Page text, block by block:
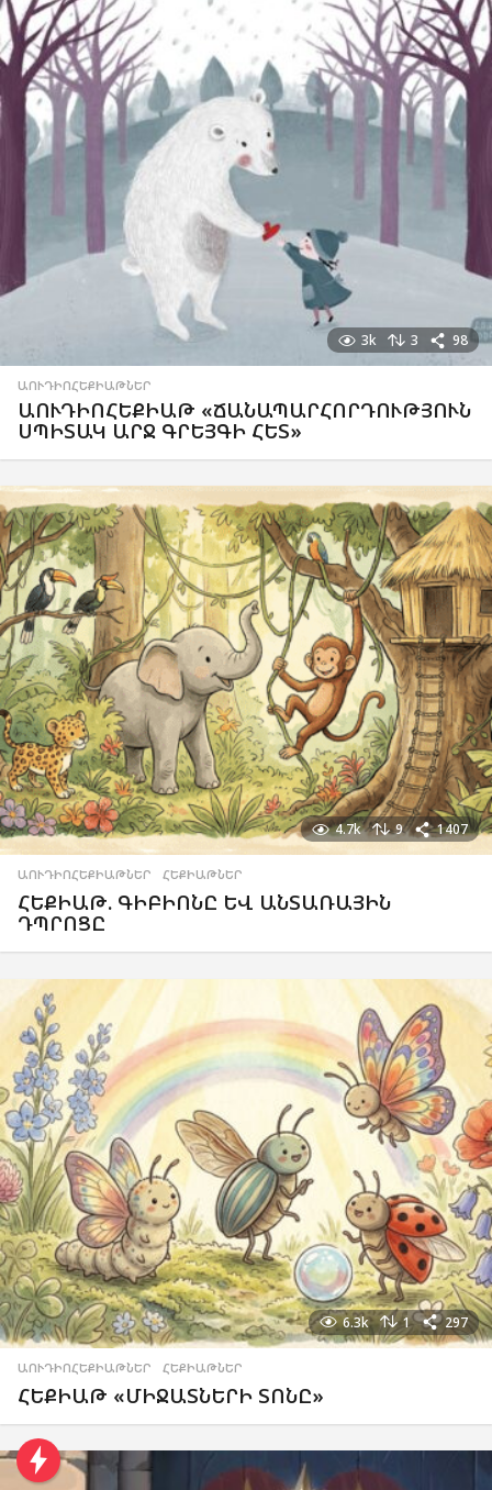
3k 3 98
ԱՈՒԴԻՈՀԵՔԻԱԹՆԵՐ
ԱՈՒԴԻՈՀԵՔԻԱԹ «ՃԱՆԱՊԱՐՀՈՐԴՈՒԹՅՈՒՆ
ՍՊԻՏԱԿ ԱՐՋ ԳՐԵՅԳԻ ՀԵՏ»
4.7k 9 1407
ԱՈՒԴԻՈՀԵՔԻԱԹՆԵՐ ,ՀԵՔԻԱԹՆԵՐ
ՀԵՔԻԱԹ. ԳԻԲԻՈՆԸ ԵՎ ԱՆՏԱՌԱՅԻՆ
ԴՊՐՈՑԸ
6.3k 1 297
ԱՈՒԴԻՈՀԵՔԻԱԹՆԵՐ ,ՀԵՔԻԱԹՆԵՐ
ՀԵՔԻԱԹ «ՄԻՋԱՏՆԵՐԻ ՏՈՆԸ»